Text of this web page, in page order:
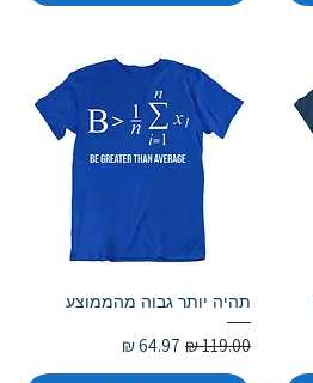
תהיה יותר גבוה מהממוצע
מחיר רגיל מחיר מבצע